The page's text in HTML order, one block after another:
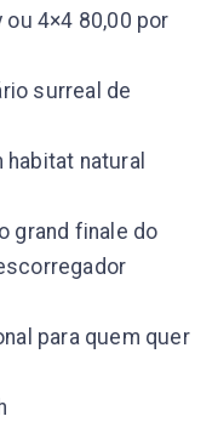
ou 4×4 80,00 por
surreal de
habitat natural
grand finale do
para quem quer